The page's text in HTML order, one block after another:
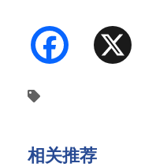
Facebook
相关推荐